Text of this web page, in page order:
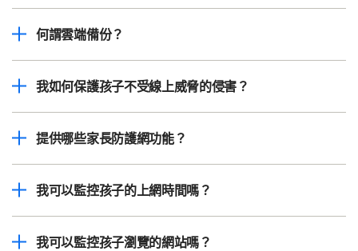
何謂雲端備份？
我如何保護孩子不受線上威脅的侵害？
提供哪些家長防護網功能？
我可以監控孩子的上網時間嗎？
我可以監控孩子瀏覽的網站嗎？